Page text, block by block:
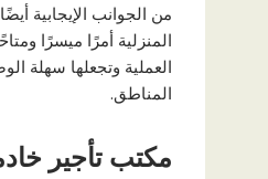
من الجوانب الإيجابية
المنزلية أمرًا ميسرًا
العملية وتجعلها سهلة
المناطق.
مكتب تأجير